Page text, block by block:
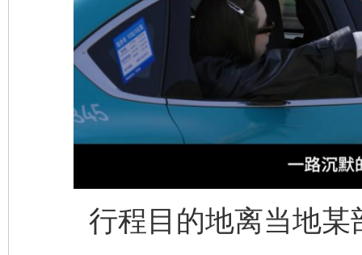
行程目的地离当地某